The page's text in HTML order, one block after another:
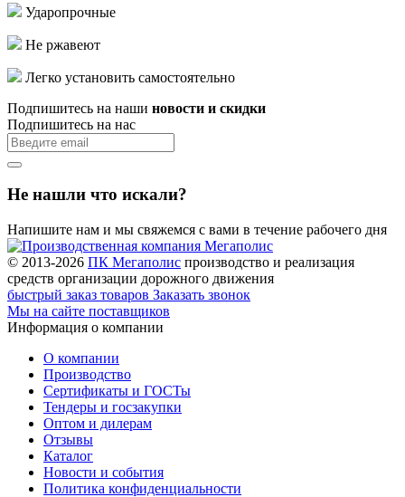
Ударопрочные
Не ржавеют
Легко установить самостоятельно
Подпишитесь на наши новости и скидки
Подпишитесь на нас
Не нашли что искали?
Напишите нам и мы свяжемся с вами в течение рабочего дня
© 2013-2026 ПК Мегаполис производство и реализация
средств организации дорожного движения
быстрый заказ товаров Заказать звонок
Мы на сайте поставщиков
Информация о компании
О компании
Производство
Сертификаты и ГОСТы
Тендеры и госзакупки
Оптом и дилерам
Отзывы
Каталог
Новости и события
Политика конфиденциальности